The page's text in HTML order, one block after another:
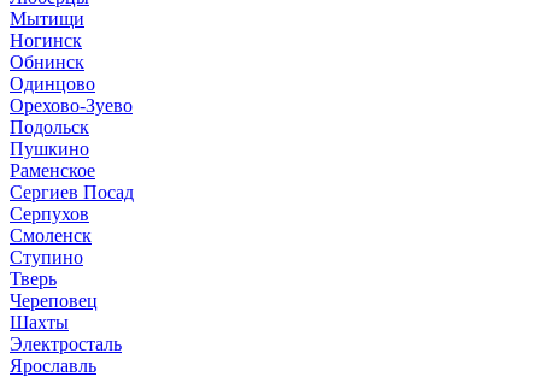
Мытищи
Ногинск
Обнинск
Одинцово
Орехово-Зуево
Подольск
Пушкино
Раменское
Сергиев Посад
Серпухов
Смоленск
Ступино
Тверь
Череповец
Шахты
Электросталь
Ярославль